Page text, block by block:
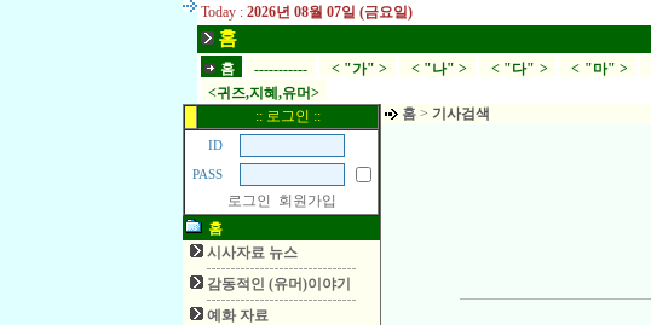
Today : 2026년 08월 07일 (금요일)
홈
홈
----------- < "가" > < "나" > < "다" > < "마" >
<귀즈,지혜,유머>
:: 로그인 ::
ID
PASS
로그인
회원가입
홈
시사자료 뉴스
감동적인 (유머)이야기
예화 자료
홈 > 기사검색